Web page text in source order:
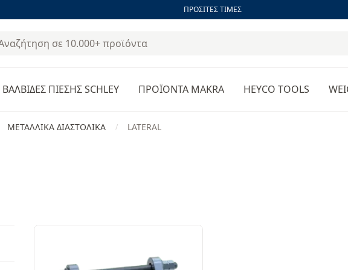
ΠΡΟΣΙΤΕΣ ΤΙΜΕΣ
ΒΑΛΒΙΔΕΣ ΠΙΕΣΗΣ SCHLEY ΠΡΟΪΟΝΤΑ MAKRA HEYCO TOOLS
ΜΕΤΑΛΛΙΚΑ ΔΙΑΣΤΟΛΙΚΑ / LATERAL
Products